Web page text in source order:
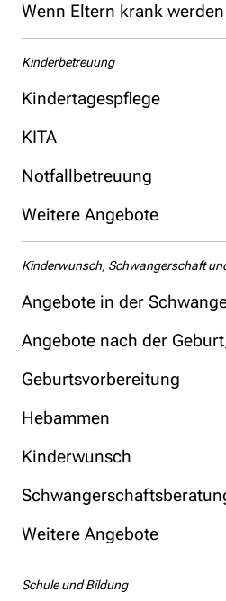
Wenn Eltern krank werden
Kinderbetreuung
Kindertagespflege
KITA
Notfallbetreuung
Weitere Angebote
Kinderwunsch, Schwangerschaft
Angebote in der
Angebote nach der
Geburtsvorbereitung
Hebammen
Kinderwunsch
Weitere Angebote
Schule und Bildung